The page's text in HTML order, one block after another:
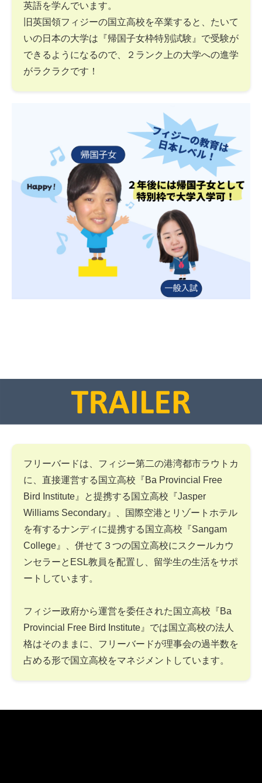
英語を学んでいます。
旧英国領フィジーの国立高校を卒業すると、たいて
いの日本の大学は『帰国子女枠特別試験』で受験が
できるようになるので、２ランク上の大学への進学
がラクラクです！
フリーバードは、フィジー第二の港湾都市ラウトカ
に、直接運営する国立高校『Ba Provincial Free
Bird Institute』と提携する国立高校『Jasper
Williams Secondary』、国際空港とリゾートホテル
を有するナンディに提携する国立高校『Sangam
College』、併せて３つの国立高校にスクールカウ
ンセラーとESL教員を配置し、留学生の生活をサポ
ートしています。
フィジー政府から運営を委任された国立高校『Ba
Provincial Free Bird Institute』では国立高校の法人
格はそのままに、フリーバードが理事会の過半数を
占める形で国立高校をマネジメントしています。